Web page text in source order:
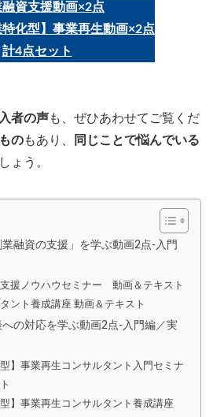
資支援動画×2点
化型】事業再生動画×2点
計4点セット
者の声も、ぜひあわせてご覧くだ
のもあり、
同じことで悩んでいる
ょう。
融資の支援」を学ぶ動画2点-入門
援ノウハウセミナー 動画＆テキスト
ント養成講座 動画＆テキスト
の対応を学ぶ動画2点-入門編／実
型】事業再生コンサルタント入門セミナ
型】事業再生コンサルタント養成講座